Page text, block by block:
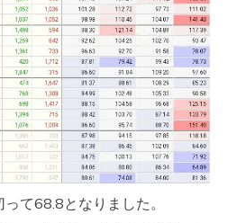
て68.8となりました。